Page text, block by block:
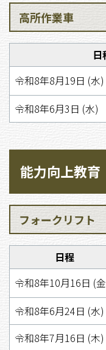
高所作業車
日
令和8年8月19日 (水)
令和8年6月3日 (水)
能力向上教育
フォークリフト
日程
令和8年10月16日 (
令和8年6月24日 (水)
令和8年7月16日 (木)